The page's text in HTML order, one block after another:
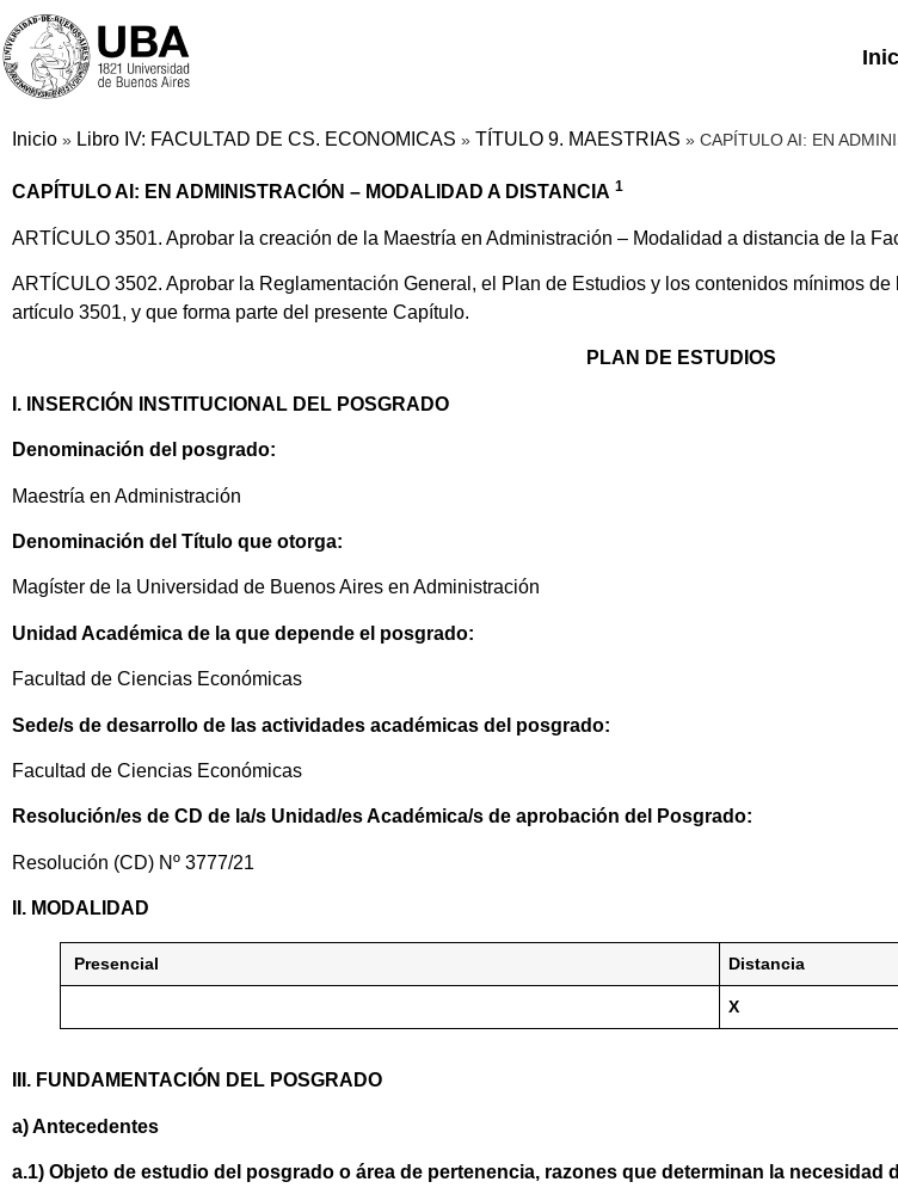
Inicio » Libro IV: FACULTAD DE CS. ECONOMICAS » TÍTULO 9. MAESTRIAS » CAPÍTULO AI: EN
CAPÍTULO AI: EN ADMINISTRACIÓN – MODALIDAD A DISTANCIA 1
ARTÍCULO 3501. Aprobar la creación de la Maestría en Administración – Modalidad a distancia de la
ARTÍCULO 3502. Aprobar la Reglamentación General, el Plan de Estudios y los contenidos mínimos
artículo 3501, y que forma parte del presente Capítulo.
PLAN DE ESTUDIOS
I. INSERCIÓN INSTITUCIONAL DEL POSGRADO
Denominación del posgrado:
Maestría en Administración
Denominación del Título que otorga:
Magíster de la Universidad de Buenos Aires en Administración
Unidad Académica de la que depende el posgrado:
Facultad de Ciencias Económicas
Sede/s de desarrollo de las actividades académicas del posgrado:
Facultad de Ciencias Económicas
Resolución/es de CD de la/s Unidad/es Académica/s de aprobación del Posgrado:
Resolución (CD) Nº 3777/21
II. MODALIDAD
Presencial Distancia
X
III. FUNDAMENTACIÓN DEL POSGRADO
a) Antecedentes
a.1) Objeto de estudio del posgrado o área de pertenencia, razones que determinan la